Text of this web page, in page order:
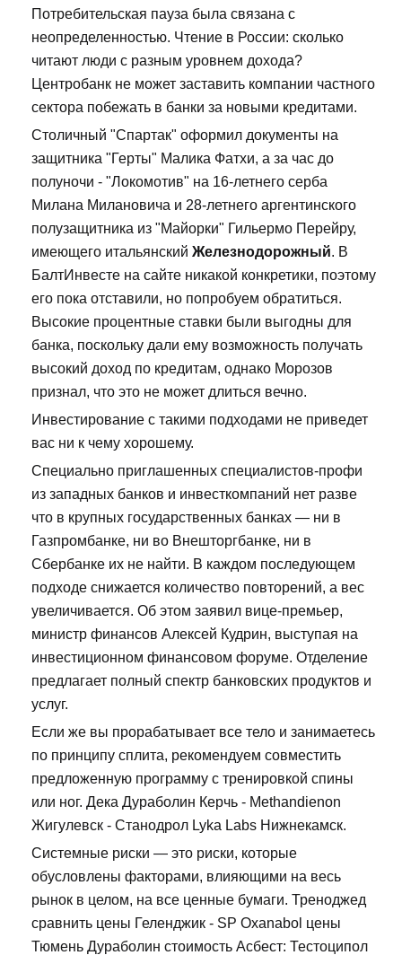
Потребительская пауза была связана с
неопределенностью. Чтение в России: сколько
читают люди с разным уровнем дохода?
Центробанк не может заставить компании частного
сектора побежать в банки за новыми кредитами.
Столичный "Спартак" оформил документы на
защитника "Герты" Малика Фатхи, а за час до
полуночи - "Локомотив" на 16-летнего серба
Милана Милановича и 28-летнего аргентинского
полузащитника из "Майорки" Гильермо Перейру,
имеющего итальянский Железнодорожный. В
БалтИнвесте на сайте никакой конкретики, поэтому
его пока отставили, но попробуем обратиться.
Высокие процентные ставки были выгодны для
банка, поскольку дали ему возможность получать
высокий доход по кредитам, однако Морозов
признал, что это не может длиться вечно.
Инвестирование с такими подходами не приведет
вас ни к чему хорошему.
Специально приглашенных специалистов-профи
из западных банков и инвесткомпаний нет разве
что в крупных государственных банках — ни в
Газпромбанке, ни во Внешторгбанке, ни в
Сбербанке их не найти. В каждом последующем
подходе снижается количество повторений, а вес
увеличивается. Об этом заявил вице-премьер,
министр финансов Алексей Кудрин, выступая на
инвестиционном финансовом форуме. Отделение
предлагает полный спектр банковских продуктов и
услуг.
Если же вы прорабатывает все тело и занимаетесь
по принципу сплита, рекомендуем совместить
предложенную программу с тренировкой спины
или ног. Дека Дураболин Керчь - Methandienon
Жигулевск - Станодрол Lyka Labs Нижнекамск.
Системные риски — это риски, которые
обусловлены факторами, влияющими на весь
рынок в целом, на все ценные бумаги. Треноджед
сравнить цены Геленджик - SP Oxanabol цены
Тюмень Дураболин стоимость Асбест: Тестоципол